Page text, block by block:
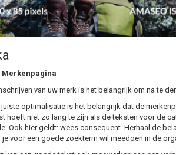
Merkenpagina
van uw merk is het belangrijk om na te
optimalisatie is het belangrijk dat de
hoeft niet zo lang te zijn als de teksten voor de
Ook hier geldt: wees consequent. Herhaal de
je voor een goede zoekterm wil meedoen in de